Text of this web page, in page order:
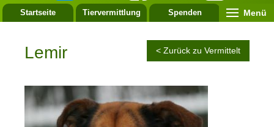
Startseite Tiervermittlung Spenden Menü
Lemir < Zurück zu Vermittelt